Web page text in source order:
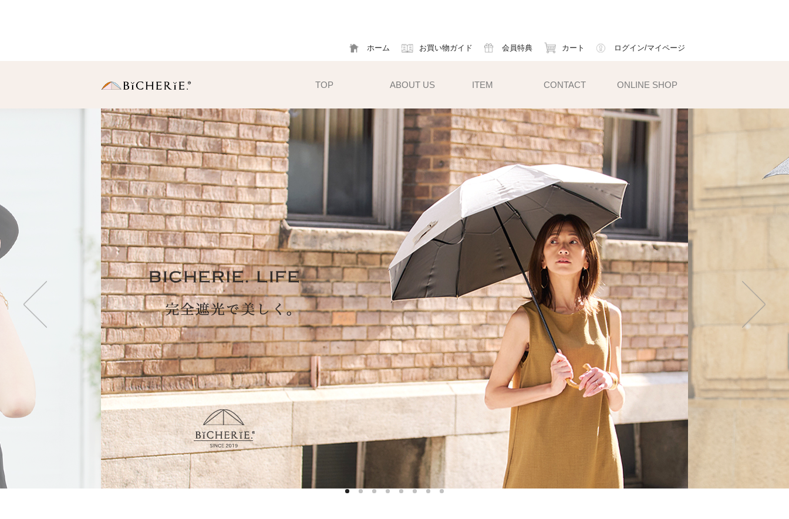
ホーム お買い物ガイド 会員特典 カート ログイン/マイページ
TOP ABOUT US ITEM
日傘
長傘
・Sサイズ（親骨50cm）
中棒伸縮タイプの使いやすい小ぶ
りサイズ。
・Ｍサイズ(親骨55cm)
一般的に使われている女性雨傘と
同サイズ。
折りたたみ傘
・2段タイプ(親骨50cm)
折りたたむのが楽で長傘のように
も持てます。
・3段タイプ(親骨50cm)
最もコンパクトになり折りたたま
ず閉じて持てます。
帽子
キャスケット
サンバイザー
異素材タイプ
ハットクリップ
ハットライナー
小物雑貨
フェイスマスク
アームカバー
ソックス
CONTACT ONLINE SHOP